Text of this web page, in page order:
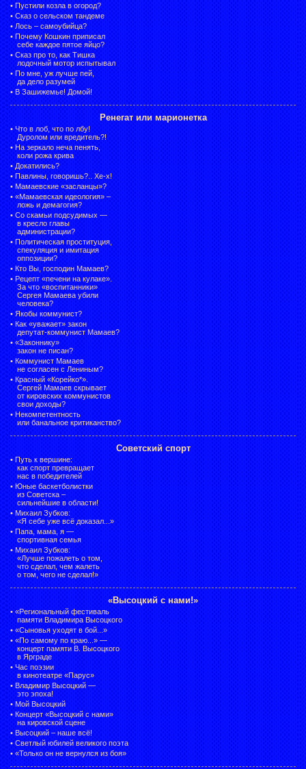
• Пустили козла в огород?
• Сказ о сельском тандеме
• Лось – самоубийца?
• Почему Кошкин приписал
себе каждое пятое яйцо?
• Сказ про то, как Тишка
лодочный мотор испытывал
• По мне, уж лучше пей,
да дело разумей
• В Зашижемье! Домой!
Ренегат или марионетка
• Что в лоб, что по лбу!
Дуролом или вредитель?!
• На зеркало неча пенять,
коли рожа крива
• Докатились?
• Павлины, говоришь?.. Хе-х!
• Мамаевские «засланцы»?
• «Мамаевская идеология» –
ложь и демагогия?
• Со скамьи подсудимых —
в кресло главы
администрации?
• Политическая проституция,
спекуляция и имитация
оппозиции?
• Кто Вы, господин Мамаев?
• Рецепт «печени на кулаке».
За что «воспитанники»
Сергея Мамаева убили
человека?
• Якобы коммунист?
• Как «уважает» закон
депутат-коммунист Мамаев?
• «Законнику»
закон не писан?
• Коммунист Мамаев
не согласен с Лениным?
• Красный «Корейко*».
Сергей Мамаев скрывает
от кировских коммунистов
свои доходы?
• Некомпетентность
или банальное критиканство?
Советский спорт
• Путь к вершине:
как спорт превращает
нас в победителей
• Юные баскетболистки
из Советска –
сильнейшие в области!
• Михаил Зубков:
«Я себе уже всё доказал...»
• Папа, мама, я —
спортивная семья
• Михаил Зубков:
«Лучше пожалеть о том,
что сделал, чем жалеть
о том, чего не сделал!»
«Высоцкий с нами!»
• «Региональный фестиваль
памяти Владимира Высоцкого
• «Сыновья уходят в бой...»
• «По самому по краю...» —
концерт памяти В. Высоцкого
в Ярграде
• Час поэзии
в кинотеатре «Парус»
• Владимир Высоцкий —
это эпоха!
• Мой Высоцкий
• Концерт «Высоцкий с нами»
на кировской сцене
• Высоцкий – наше всё!
• Светлый юбилей великого поэта
• «Только он не вернулся из боя»